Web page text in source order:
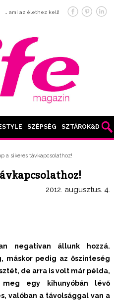
… ami az élethez kell!
SZÉPSÉG SZTÁROK&DIVAT
a sikeres távkapcsolathoz!
2012. augusztus. 4.
negatívan állunk hozzá.
máskor pedig az őszinteség
de arra is volt már példa,
egy kihunyóbán lévő
valóban a távolsággal van a